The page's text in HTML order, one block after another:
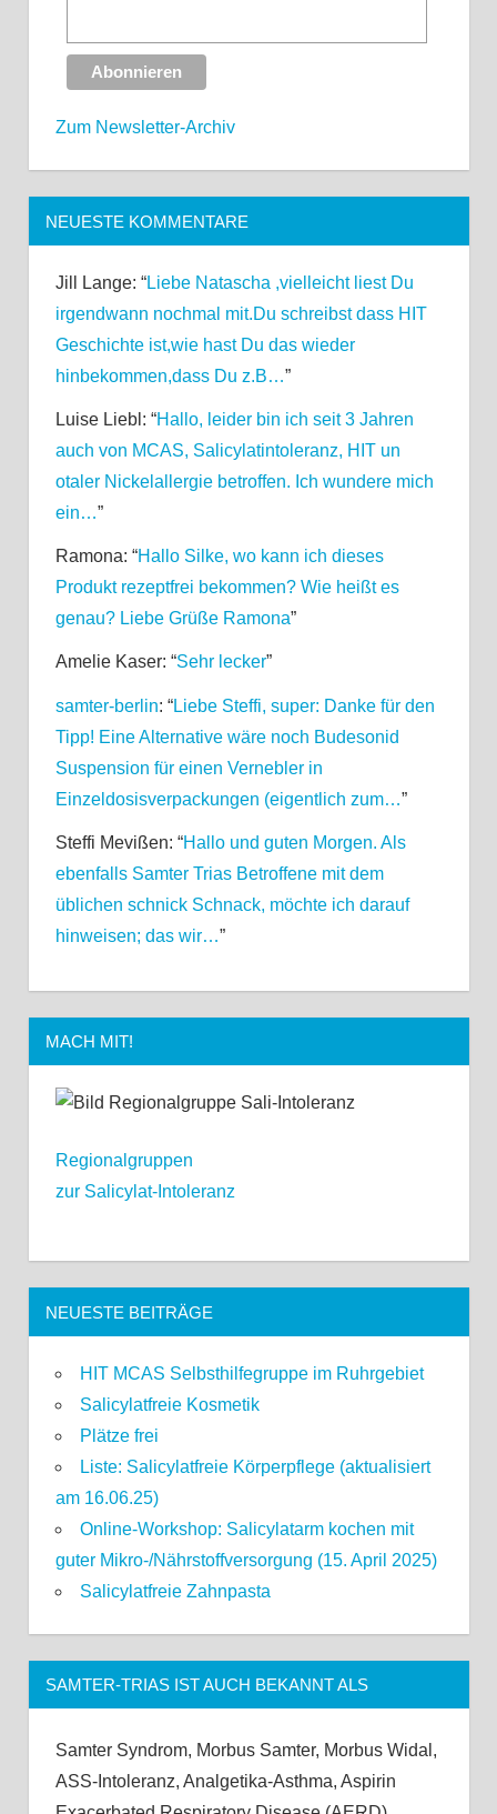
Zum Newsletter-Archiv
NEUESTE KOMMENTARE
Jill Lange: “Liebe Natascha ,vielleicht liest Du
irgendwann nochmal mit.Du schreibst dass HIT
Geschichte ist,wie hast Du das wieder
hinbekommen,dass Du z.B…”
Luise Liebl : “Hallo, leider bin ich seit 3 Jahren
auch von MCAS, Salicylatintoleranz, HIT un
otaler Nickelallergie betroffen. Ich wundere mich
ein…”
Ramona: “Hallo Silke, wo kann ich dieses
Produkt rezeptfrei bekommen? Wie heißt es
genau? Liebe Grüße Ramona”
Amelie Kaser: “Sehr lecker”
samter-berlin: “Liebe Steffi, super: Danke für den
Tipp! Eine Alternative wäre noch Budesonid
Suspension für einen Vernebler in
Einzeldosisverpackungen (eigentlich zum…”
Steffi Mevißen: “Hallo und guten Morgen. Als
ebenfalls Samter Trias Betroffene mit dem
üblichen schnick Schnack, möchte ich darauf
hinweisen; das wir…”
MACH MIT!
Regionalgruppen
zur Salicylat-Intoleranz
NEUESTE BEITRÄGE
HIT MCAS Selbsthilfegruppe im Ruhrgebiet
Salicylatfreie Kosmetik
Plätze frei
Liste: Salicylatfreie Körperpflege (aktualisiert
am 16.06.25)
Online-Workshop: Salicylatarm kochen mit
guter Mikro-/Nährstoffversorgung (15. April 2025)
Salicylatfreie Zahnpasta
SAMTER-TRIAS IST AUCH BEKANNT ALS
Samter Syndrom, Morbus Samter, Morbus Widal,
ASS-Intoleranz, Analgetika-Asthma, Aspirin